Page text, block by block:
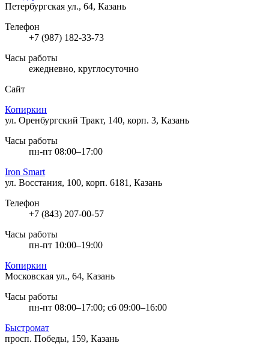
Петербургская ул., 64, Казань
Телефон
+7 (987) 182-33-73
Часы работы
ежедневно, круглосуточно
Сайт
Копиркин
ул. Оренбургский Тракт, 140, корп. 3, Казань
Часы работы
пн-пт 08:00–17:00
Iron Smart
ул. Восстания, 100, корп. 6181, Казань
Телефон
+7 (843) 207-00-57
Часы работы
пн-пт 10:00–19:00
Копиркин
Московская ул., 64, Казань
Часы работы
пн-пт 08:00–17:00; сб 09:00–16:00
Быстромат
просп. Победы, 159, Казань